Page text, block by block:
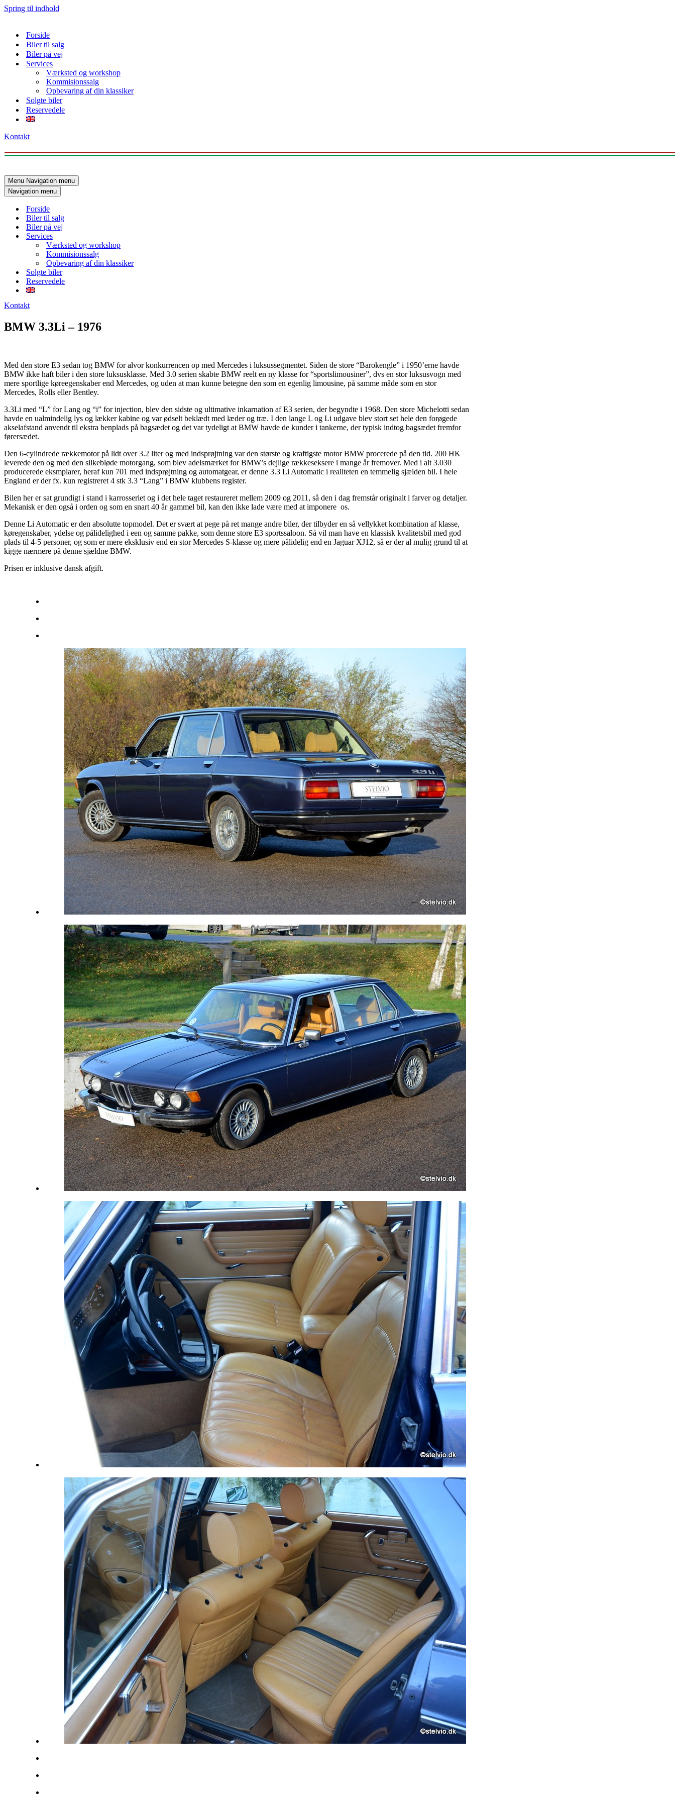
Spring til indhold
Forside
Biler til salg
Biler på vej
Services
Værksted og workshop
Kommisionssalg
Opbevaring af din klassiker
Solgte biler
Reservedele
Kontakt
Menu Navigation menu
Navigation menu
Forside
Biler til salg
Biler på vej
Services
Værksted og workshop
Kommisionssalg
Opbevaring af din klassiker
Solgte biler
Reservedele
Kontakt
BMW 3.3Li – 1976
Med den store E3 sedan tog BMW for alvor konkurrencen op med Mercedes i luksussegmentet. Siden de store “Barokengle” i 1950’erne havde
BMW ikke haft biler i den store luksusklasse. Med 3.0 serien skabte BMW reelt en ny klasse for “sportslimousiner”, dvs en stor luksusvogn med
mere sportlige køreegenskaber end Mercedes, og uden at man kunne betegne den som en egenlig limousine, på samme måde som en stor
Mercedes, Rolls eller Bentley.
3.3Li med “L” for Lang og “i” for injection, blev den sidste og ultimative inkarnation af E3 serien, der begyndte i 1968. Den store Michelotti sedan
havde en ualmindelig lys og lækker kabine og var ødselt beklædt med læder og træ. I den lange L og Li udgave blev stort set hele den forøgede
akselafstand anvendt til ekstra benplads på bagsædet og det var tydeligt at BMW havde de kunder i tankerne, der typisk indtog bagsædet fremfor
førersædet.
Den 6-cylindrede rækkemotor på lidt over 3.2 liter og med indsprøjtning var den største og kraftigste motor BMW procerede på den tid. 200 HK
leverede den og med den silkebløde motorgang, som blev adelsmærket for BMW’s dejlige rækkeseksere i mange år fremover. Med i alt 3.030
producerede eksmplarer, heraf kun 701 med indsprøjtning og automatgear, er denne 3.3 Li Automatic i realiteten en temmelig sjælden bil. I hele
England er der fx. kun registreret 4 stk 3.3 “Lang” i BMW klubbens register.
Bilen her er sat grundigt i stand i karrosseriet og i det hele taget restaureret mellem 2009 og 2011, så den i dag fremstår originalt i farver og detaljer.
Mekanisk er den også i orden og som en snart 40 år gammel bil, kan den ikke lade være med at imponere os.
Denne Li Automatic er den absolutte topmodel. Det er svært at pege på ret mange andre biler, der tilbyder en så vellykket kombination af klasse,
køregenskaber, ydelse og pålidelighed i een og samme pakke, som denne store E3 sportssaloon. Så vil man have en klassisk kvalitetsbil med god
plads til 4-5 personer, og som er mere eksklusiv end en stor Mercedes S-klasse og mere pålidelig end en Jaguar XJ12, så er der al mulig grund til at
kigge nærmere på denne sjældne BMW.
Prisen er inklusive dansk afgift.